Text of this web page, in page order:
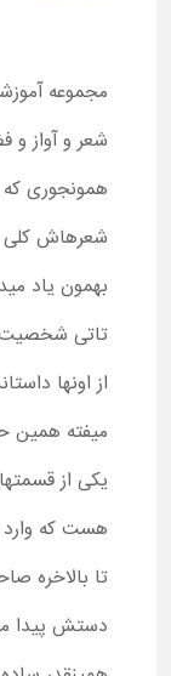
مجموعه
شعر و آواز
همونجوری که
شعرهاش کلی
بهمون یاد
تاتی
از اونها
میفته همین
یکی از
هست که وارد
تا بالاخره
دستش پیدا